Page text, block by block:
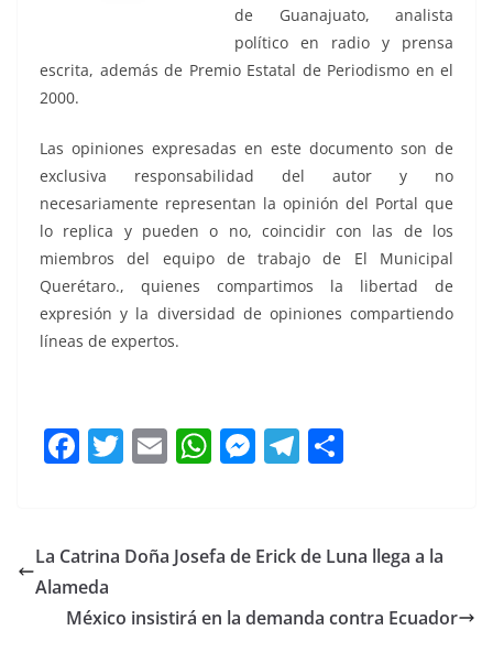
de Guanajuato, analista
político en radio y prensa
escrita, además de Premio Estatal de Periodismo en el
2000.
Las opiniones expresadas en este documento son de
exclusiva responsabilidad del autor y no
necesariamente representan la opinión del Portal que
lo replica y pueden o no, coincidir con las de los
miembros del equipo de trabajo de El Municipal
Querétaro., quienes compartimos la libertad de
expresión y la diversidad de opiniones compartiendo
líneas de expertos.
F
e
b
o
T
er
E
l
W
s
p
M
e
g
T
gr
m
p
tir
La Catrina Doña Josefa de Erick de Luna llega a la
Alameda
México insistirá en la demanda contra Ecuador